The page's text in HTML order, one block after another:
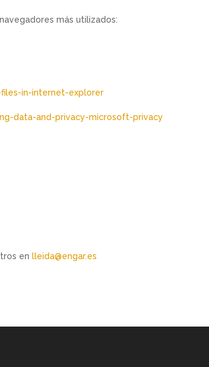
más utilizados:
in-internet-explorer
data-and-privacy-microsoft-privacy
en lleida@engar.es